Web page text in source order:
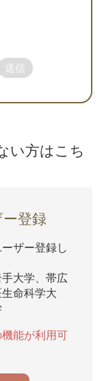
送信
い方はこち
登録
ザー登録し
大学、帯広
命科学大
能が利用可